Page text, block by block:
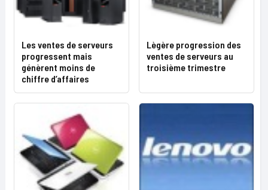
Les ventes de serveurs
progressent mais
génèrent moins de
chiffre d’affaires
Lègère progression des
ventes de serveurs au
troisième trimestre